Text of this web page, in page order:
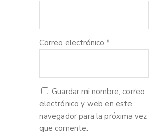
Correo electrónico *
Guardar mi nombre, correo
electrónico y web en este
navegador para la próxima vez
que comente.